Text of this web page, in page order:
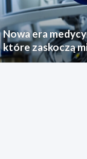
Nowa era
które zaskoczą